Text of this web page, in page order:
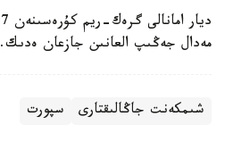
مەدال جەڭىپ العانىن جازعان ەدىك.
شىمكەنت جاڭالىقتارى سپورت